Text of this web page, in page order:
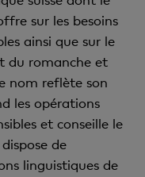
sur les besoins
ainsi que sur le
du romanche et
nom reflète son
les opérations
et conseille le
de
linguistiques de